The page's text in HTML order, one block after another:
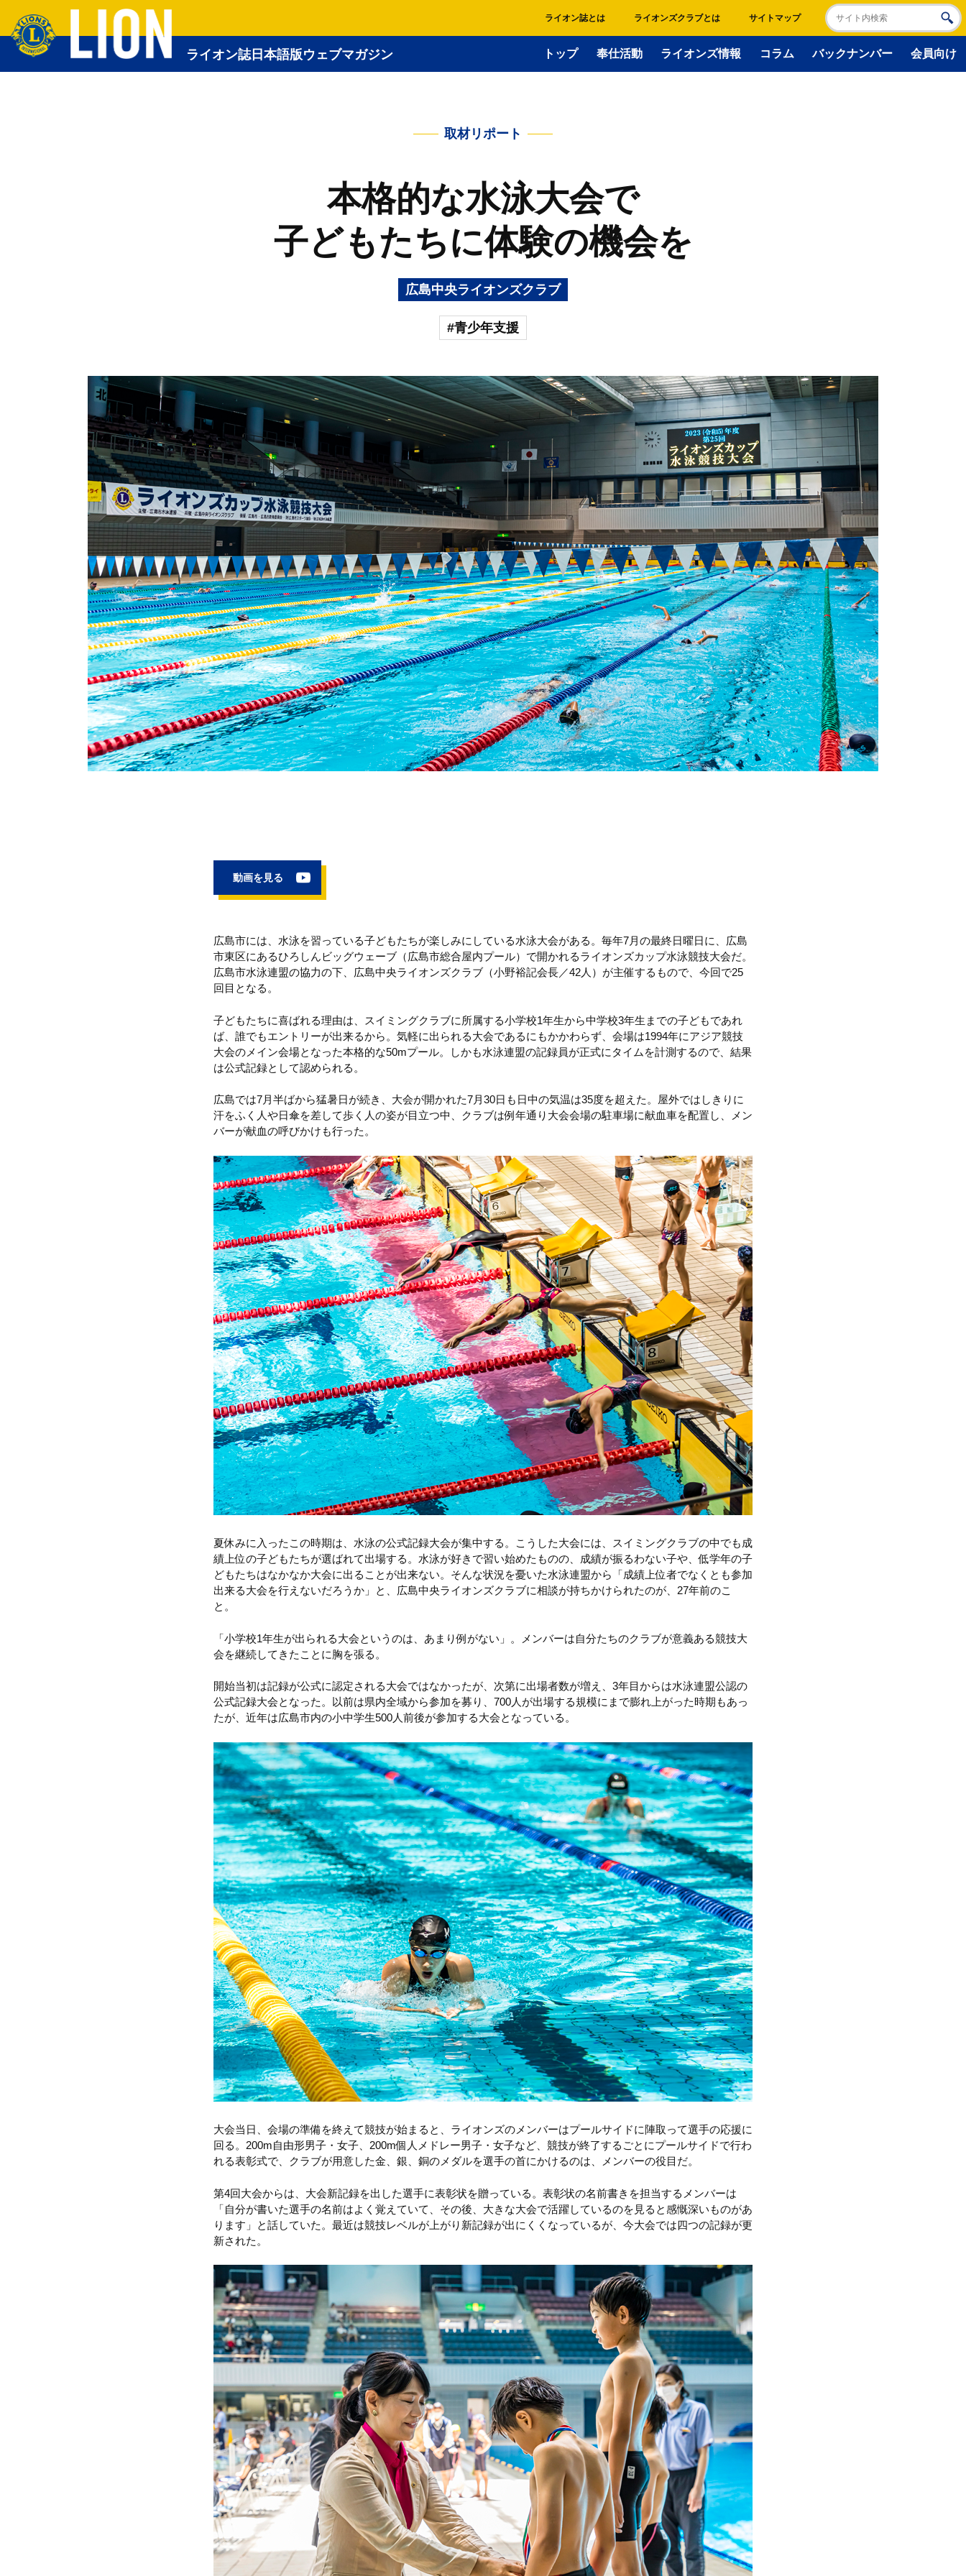
ライオン誌日本語版ウェブマガジン
ライオン誌とは ライオンズクラブとは サイトマップ
トップ 奉仕活動 ライオンズ情報 コラム バックナンバー 会員向け
取材リポート
本格的な水泳大会で
子どもたちに体験の機会を
広島中央ライオンズクラブ
#青少年支援
動画を見る
広島市には、水泳を習っている子どもたちが楽しみにしている水泳大会がある。毎年7月の最終日曜日に、広島
市東区にあるひろしんビッグウェーブ（広島市総合屋内プール）で開かれるライオンズカップ水泳競技大会だ。
広島市水泳連盟の協力の下、広島中央ライオンズクラブ（小野裕記会長／42人）が主催するもので、今回で25
回目となる。
子どもたちに喜ばれる理由は、スイミングクラブに所属する小学校1年生から中学校3年生までの子どもであれ
ば、誰でもエントリーが出来るから。気軽に出られる大会であるにもかかわらず、会場は1994年にアジア競技
大会のメイン会場となった本格的な50mプール。しかも水泳連盟の記録員が正式にタイムを計測するので、結果
は公式記録として認められる。
広島では7月半ばから猛暑日が続き、大会が開かれた7月30日も日中の気温は35度を超えた。屋外ではしきりに
汗をふく人や日傘を差して歩く人の姿が目立つ中、クラブは例年通り大会会場の駐車場に献血車を配置し、メン
バーが献血の呼びかけも行った。
夏休みに入ったこの時期は、水泳の公式記録大会が集中する。こうした大会には、スイミングクラブの中でも成
績上位の子どもたちが選ばれて出場する。水泳が好きで習い始めたものの、成績が振るわない子や、低学年の子
どもたちはなかなか大会に出ることが出来ない。そんな状況を憂いた水泳連盟から「成績上位者でなくとも参加
出来る大会を行えないだろうか」と、広島中央ライオンズクラブに相談が持ちかけられたのが、27年前のこ
と。
「小学校1年生が出られる大会というのは、あまり例がない」。メンバーは自分たちのクラブが意義ある競技大
会を継続してきたことに胸を張る。
開始当初は記録が公式に認定される大会ではなかったが、次第に出場者数が増え、3年目からは水泳連盟公認の
公式記録大会となった。以前は県内全域から参加を募り、700人が出場する規模にまで膨れ上がった時期もあっ
たが、近年は広島市内の小中学生500人前後が参加する大会となっている。
大会当日、会場の準備を終えて競技が始まると、ライオンズのメンバーはプールサイドに陣取って選手の応援に
回る。200m自由形男子・女子、200m個人メドレー男子・女子など、競技が終了するごとにプールサイドで行わ
れる表彰式で、クラブが用意した金、銀、銅のメダルを選手の首にかけるのは、メンバーの役目だ。
第4回大会からは、大会新記録を出した選手に表彰状を贈っている。表彰状の名前書きを担当するメンバーは
「自分が書いた選手の名前はよく覚えていて、その後、大きな大会で活躍しているのを見ると感慨深いものがあ
ります」と話していた。最近は競技レベルが上がり新記録が出にくくなっているが、今大会では四つの記録が更
新された。